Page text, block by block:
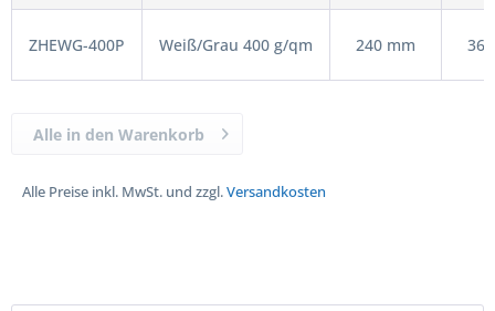
ZHEWG-400P Weiß/Grau 400 g/qm 240 mm
Alle Preise inkl. MwSt. und zzgl.Versandkosten
Alle in den Warenkorb